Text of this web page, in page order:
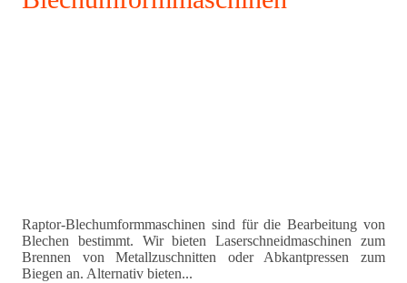
Raptor-Blechumformmaschinen sind für die Bearbeitung von
Blechen bestimmt. Wir bieten Laserschneidmaschinen zum
Brennen von Metallzuschnitten oder Abkantpressen zum
Biegen an. Alternativ bieten...